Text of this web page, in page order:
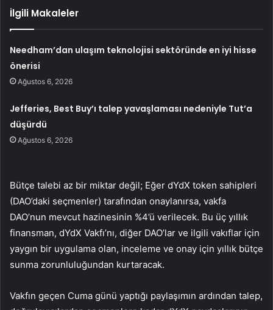
İlgili Makaleler
Needham’dan ulaşım teknolojisi sektöründe en iyi hisse
önerisi
Ağustos 6, 2026
Jefferies, Best Buy’ı talep yavaşlaması nedeniyle Tut’a
düşürdü
Ağustos 6, 2026
Bütçe talebi az bir miktar değil; Eğer dYdX token sahipleri
(DAO’daki seçmenler) tarafından onaylanırsa, vakfa
DAO’nun mevcut hazinesinin %4’ü verilecek. Bu üç yıllık
finansman, dYdX Vakfı’nı, diğer DAO’lar ve ilgili vakıflar için
yaygın bir uygulama olan, inceleme ve onay için yıllık bütçe
sunma zorunluluğundan kurtaracak.
Vakfın geçen Cuma günü yaptığı paylaşımın ardından talep,